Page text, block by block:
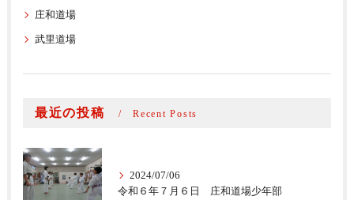
庄和道場
武里道場
最近の投稿 Recent Posts
2024/07/06
令和６年７月６日 庄和道場少年部